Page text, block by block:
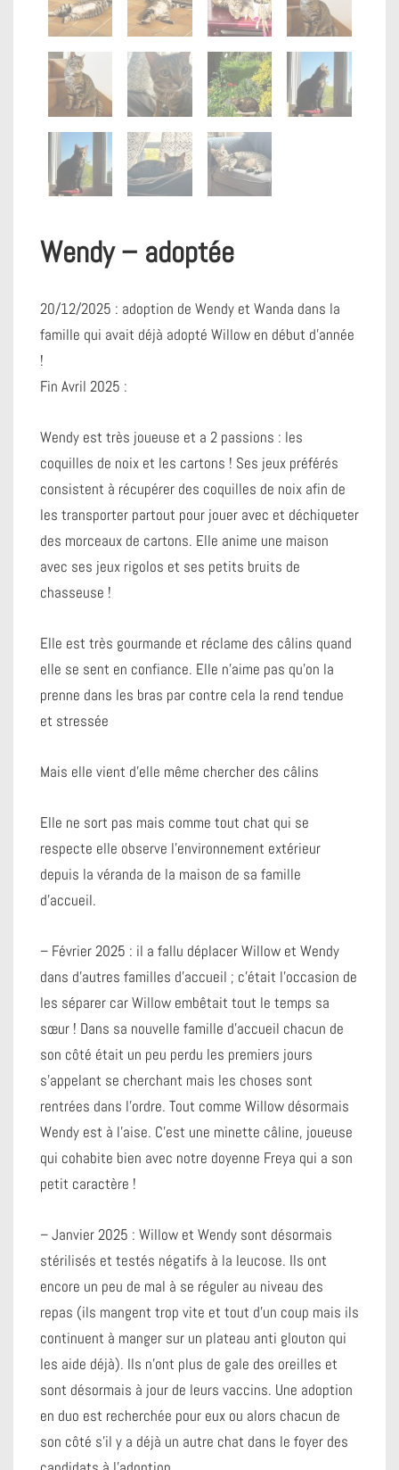
Wendy – adoptée
20/12/2025 : adoption de Wendy et Wanda dans la
famille qui avait déjà adopté Willow en début d’année
!
Fin Avril 2025 :
Wendy est très joueuse et a 2 passions : les
coquilles de noix et les cartons ! Ses jeux préférés
consistent à récupérer des coquilles de noix afin de
les transporter partout pour jouer avec et déchiqueter
des morceaux de cartons. Elle anime une maison
avec ses jeux rigolos et ses petits bruits de
chasseuse !
Elle est très gourmande et réclame des câlins quand
elle se sent en confiance. Elle n’aime pas qu’on la
prenne dans les bras par contre cela la rend tendue
et stressée
Mais elle vient d’elle même chercher des câlins
Elle ne sort pas mais comme tout chat qui se
respecte elle observe l’environnement extérieur
depuis la véranda de la maison de sa famille
d’accueil.
– Février 2025 : il a fallu déplacer Willow et Wendy
dans d’autres familles d’accueil ; c’était l’occasion de
les séparer car Willow embêtait tout le temps sa
sœur ! Dans sa nouvelle famille d’accueil chacun de
son côté était un peu perdu les premiers jours
s’appelant se cherchant mais les choses sont
rentrées dans l’ordre. Tout comme Willow désormais
Wendy est à l’aise. C’est une minette câline, joueuse
qui cohabite bien avec notre doyenne Freya qui a son
petit caractère !
– Janvier 2025 : Willow et Wendy sont désormais
stérilisés et testés négatifs à la leucose. Ils ont
encore un peu de mal à se réguler au niveau des
repas (ils mangent trop vite et tout d’un coup mais ils
continuent à manger sur un plateau anti glouton qui
les aide déjà). Ils n’ont plus de gale des oreilles et
sont désormais à jour de leurs vaccins. Une adoption
en duo est recherchée pour eux ou alors chacun de
son côté s’il y a déjà un autre chat dans le foyer des